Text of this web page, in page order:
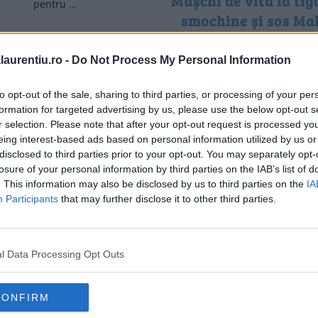
- Do Not Process My Personal Information
opt-out of the sale, sharing to third parties, or processing of your
for targeted advertising by us, please use the below opt-out
selection. Please note that after your opt-out request is processed
interest-based ads based on personal information utilized by us
to third parties prior to your opt-out. You may separately
of your personal information by third parties on the IAB’s list of
This information may also be disclosed by us to third parties on the
Participants that may further disclose it to other third parties.
Data Processing Opt Outs
pentru …
smochine și sos
Mușchi de vită la tigaie cu
se gătește corect un …
... 49 50 51 ... 60 70 ... > »